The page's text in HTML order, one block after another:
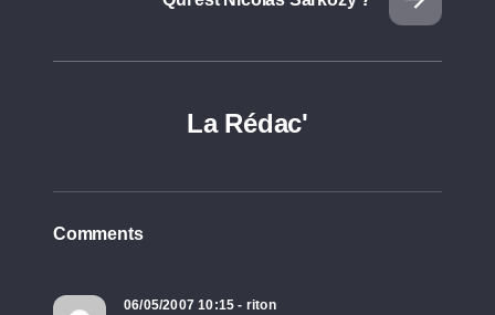
La Rédac'
Comments
06/05/2007 10:15 - riton